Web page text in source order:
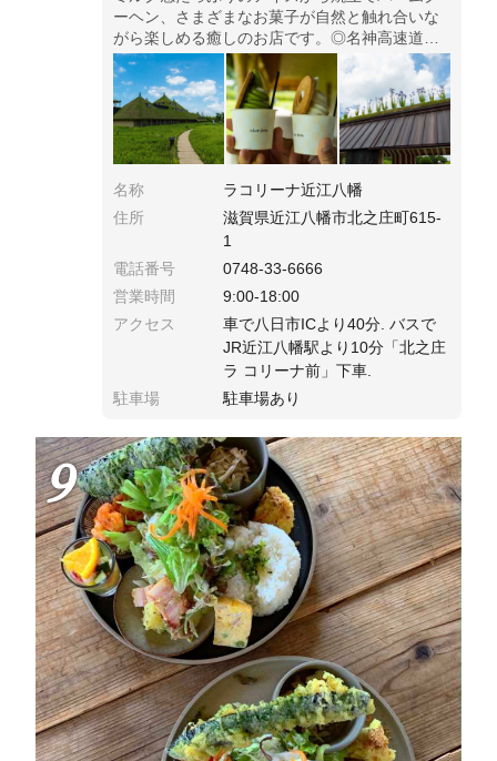
ーヘン、さまざまなお菓子が自然と触れ合いな
がら楽しめる癒しのお店です。◎名神高速道路
「八日市IC」より車で約40分。営業時間9時か
ら。人気スイーツは売り切れる可能性あり。
名称
ラコリーナ近江八幡
住所
滋賀県近江八幡市北之庄町615-
1
電話番号
0748-33-6666
営業時間
9:00-18:00
アクセス
車で八日市ICより40分. バスで
JR近江八幡駅より10分「北之庄
ラ コリーナ前」下車.
駐車場
駐車場あり
9